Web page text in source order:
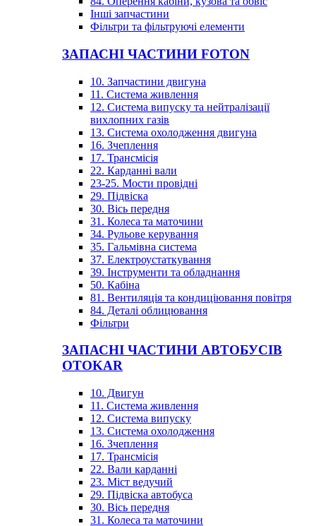
Інші запчастини
Фільтри та фільтруючі елементи
ЗАПАСНІ ЧАСТИНИ FOTON
10. Запчастини двигуна
11. Система живлення
12. Система випуску та нейтралізації
вихлопних газів
13. Система охолодження двигуна
16. Зчеплення
17. Трансмісія
22. Карданні вали
23-25. Мости провідні
29. Підвіска
30. Вісь передня
31. Колеса та маточини
34. Рульове керування
35. Гальмівна система
37. Електроустаткування
39. Інструменти та обладнання
50. Кабіна
81. Вентиляція та кондиціювання повітря
84. Деталі облицювання
Фільтри
ЗАПАСНІ ЧАСТИНИ АВТОБУСІВ
OTOKAR
10. Двигун
11. Система живлення
12. Система випуску
13. Система охолодження
16. Зчеплення
17. Трансмісія
22. Вали карданні
23. Міст ведучий
29. Підвіска автобуса
30. Вісь передня
31. Колеса та маточини